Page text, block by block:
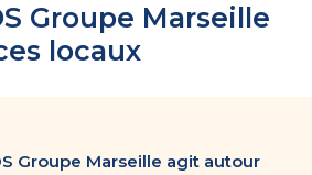
Groupe Marseille
locaux
Groupe Marseille agit autour